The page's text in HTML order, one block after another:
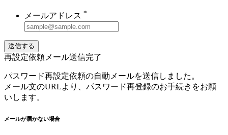
メールアドレス *
送信する
再設定依頼メール送信完了
パスワード再設定依頼の自動メールを送信しました。
メール文のURLより、パスワード再登録のお手続きをお願
いします。
メールが届かない場合